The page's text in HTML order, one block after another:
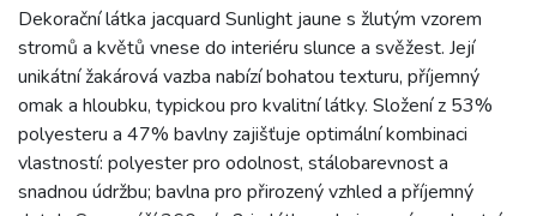
Dekorační látka jacquard Sunlight jaune s žlutým vzorem
stromů a květů vnese do interiéru slunce a svěžest. Její
unikátní žakárová vazba nabízí bohatou texturu, příjemný
omak a hloubku, typickou pro kvalitní látky. Složení z 53%
polyesteru a 47% bavlny zajišťuje optimální kombinaci
vlastností: polyester pro odolnost, stálobarevnost a
snadnou údržbu; bavlna pro přirozený vzhled a příjemný